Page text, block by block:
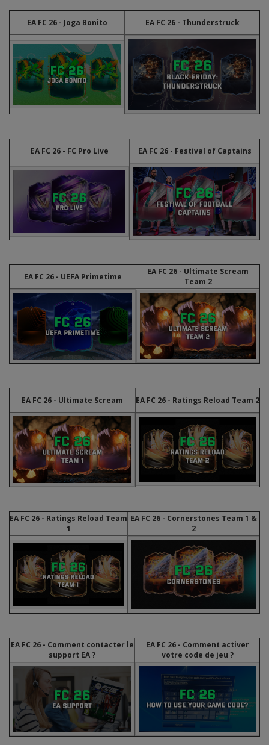
EA FC 26 - Joga Bonito EA FC 26 - Thunderstruck
EA FC 26 - FC Pro Live EA FC 26 - Festival of Captains
EA FC 26 - UEFA Primetime
EA FC 26 - Ultimate Scream
Team 2
EA FC 26 - Ultimate Scream EA FC 26 - Ratings Reload Team 2
EA FC 26 - Ratings Reload Team
1
EA FC 26 - Cornerstones Team 1 &
2
EA FC 26 - Comment contacter le
support EA ?
EA FC 26 - Comment activer
votre code de jeu ?